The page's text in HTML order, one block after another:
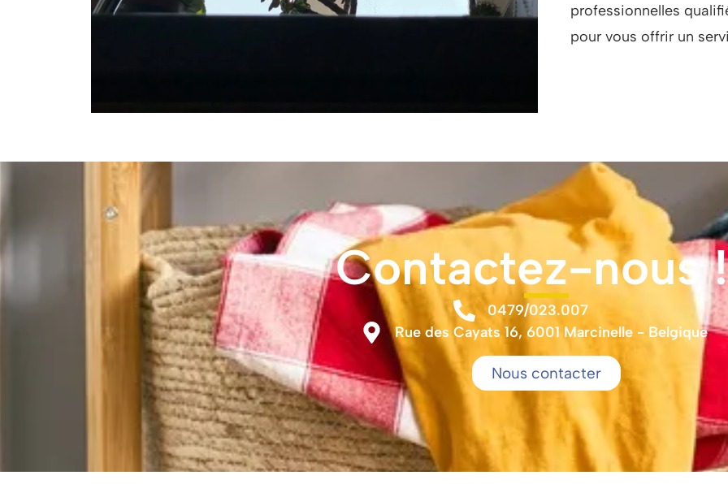
professionnelles
pour vous offrir un
Contactez-nous !
0479/023.007
Rue des Cayats 16, 6001 Marcinelle - Belgique
Nous contacter